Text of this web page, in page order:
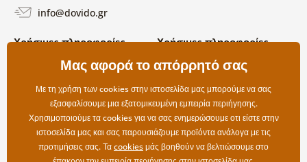
info@dovido.gr
Χρήσιμες πληροφορίες
Όροι χρήσης και επιστροφών
Επιλογές αποστολής και
πληρωμής
Επιστροφές
Χρήσιμες πληροφορίες
Σχετικά με εμάς
Συχνές Ερωτήσεις
Επικοινωνία
Μας αφορά το απόρρητό σας
Με τη χρήση των cookies στην ιστοσελίδα μας μπορούμε να σας
εξασφαλίσουμε μια εξατομικευμένη εμπειρία περιήγησης.
Χρησιμοποιούμε τα cookies για να σας ενημερώσουμε οτι είστε στην
ιστοσελίδα μας και σας παρουσιάζουμε προϊόντα ανάλογα με τις
προτιμήσεις σας. Ταcookiesμάς βοηθούν να βελτιώσουμε στο